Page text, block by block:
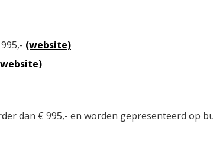
(website)
dan € 995,- en worden gepresenteerd op